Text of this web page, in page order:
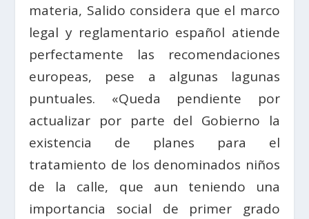
materia, Salido considera que el marco
legal y reglamentario español atiende
perfectamente las recomendaciones
europeas, pese a algunas lagunas
puntuales. «Queda pendiente por
actualizar por parte del Gobierno la
existencia de planes para el
tratamiento de los denominados niños
de la calle, que aun teniendo una
importancia social de primer grado